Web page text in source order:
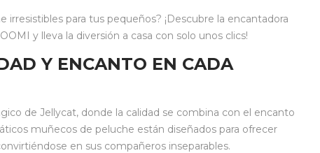
irresistibles para tus pequeños? ¡Descubre la encantadora
y lleva la diversión a casa con solo unos clics!
Y ENCANTO EN CADA
de Jellycat, donde la calidad se combina con el encanto
muñecos de peluche están diseñados para ofrecer
en sus compañeros inseparables.